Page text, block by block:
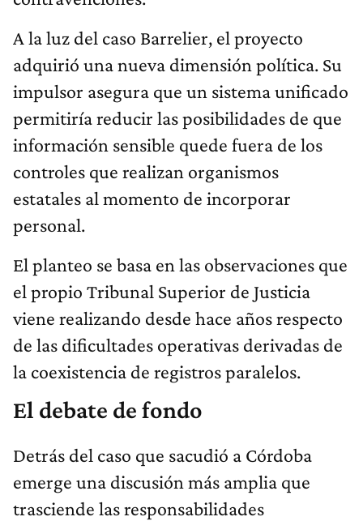
A la luz del caso Barrelier, el proyecto
adquirió una nueva dimensión política. Su
impulsor asegura que un sistema unificado
permitiría reducir las posibilidades de que
información sensible quede fuera de los
controles que realizan organismos
estatales al momento de incorporar
personal.
El planteo se basa en las observaciones que
el propio Tribunal Superior de Justicia
viene realizando desde hace años respecto
de las dificultades operativas derivadas de
la coexistencia de registros paralelos.
El debate de fondo
Detrás del caso que sacudió a Córdoba
emerge una discusión más amplia que
trasciende las responsabilidades